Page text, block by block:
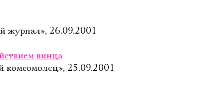
журнал», 26.09.2001
винца
комсомолец», 25.09.2001